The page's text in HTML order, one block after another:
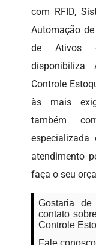
com RFID,
Automação
de Ativos
disponibiliza
Controle
às mais
também
atendimento
faça o seu
Gostaria
contato
Controle
Fale